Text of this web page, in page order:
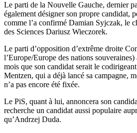
Le parti de la Nouvelle Gauche, dernier
également désigner son propre candidat,
comme l’a confirmé Damian Syjczak, le
des Sciences Dariusz Wieczorek.
Le parti d’opposition d’extrême droite
l’Europe/Europe des nations
mois que son candidat serait le
Mentzen, qui a déjà lancé sa campagne,
n’a pas encore été fixée.
Le PiS, quant à lui, annoncera son
recherche un candidat aussi populaire
qu’Andrzej Duda.